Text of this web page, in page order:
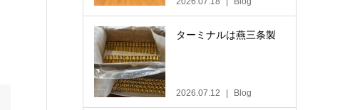
ターミナルは燕三条製
2026.07.12 Blog